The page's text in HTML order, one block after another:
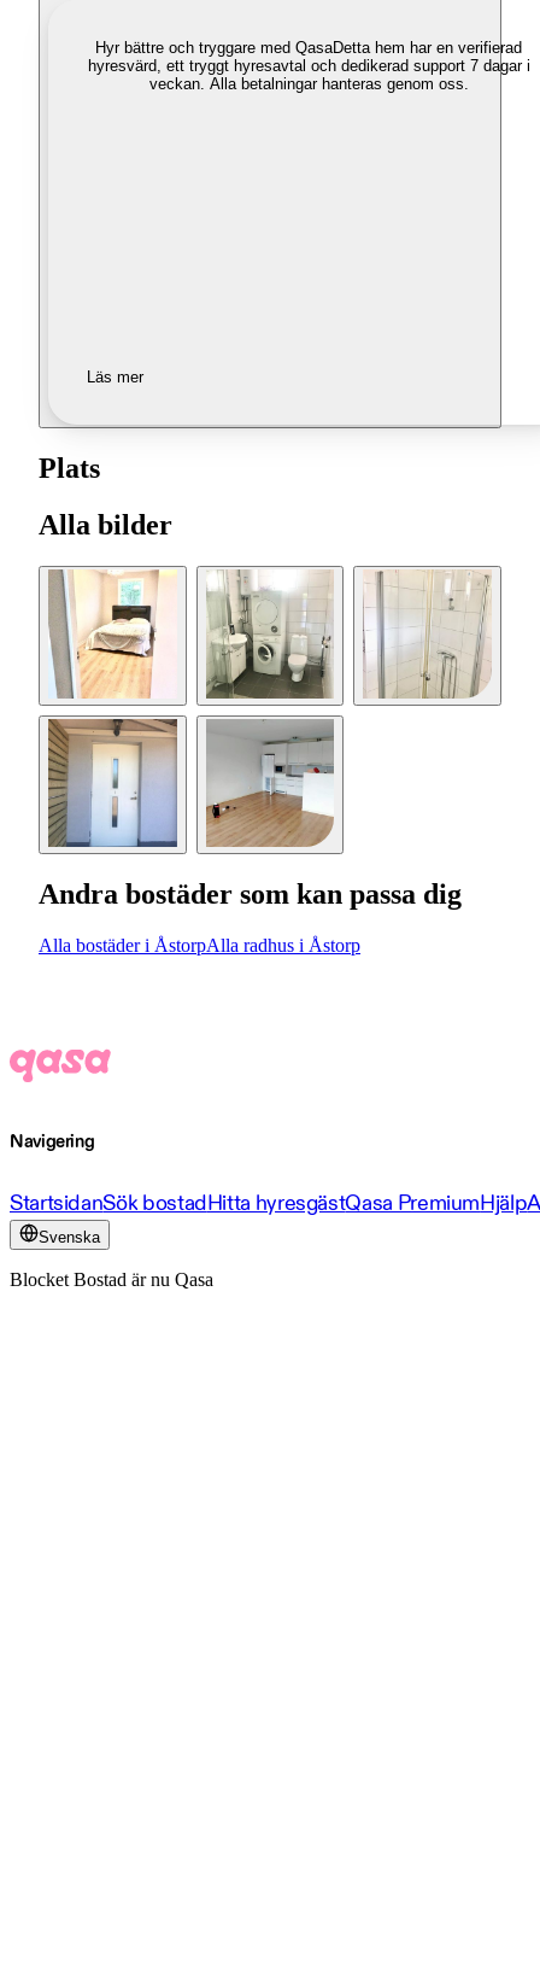
Hyr bättre och tryggare med QasaDetta hem har en verifierad
hyresvärd, ett tryggt hyresavtal och dedikerad support 7 dagar i
veckan. Alla betalningar hanteras genom oss.
Läs mer
Plats
Alla bilder
Andra bostäder som kan passa dig
Alla bostäder i ÅstorpAlla radhus i Åstorp
Navigering
StartsidanSök bostadHitta hyresgästQasa PremiumHjälp
Svenska
Blocket Bostad är nu Qasa